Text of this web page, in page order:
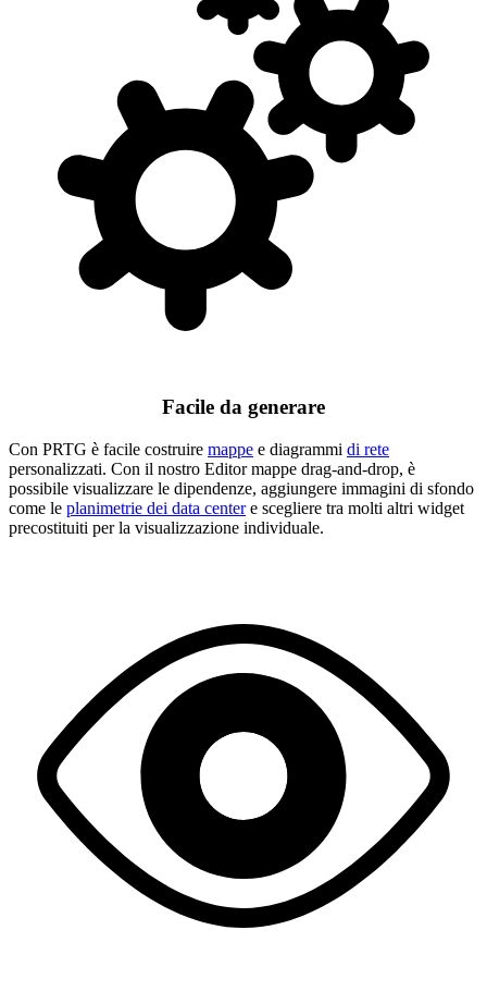
Facile da generare
Con PRTG è facile costruire mappe e diagrammi di rete
personalizzati. Con il nostro Editor mappe drag-and-drop, è
possibile visualizzare le dipendenze, aggiungere immagini di sfondo
come le planimetrie dei data centere scegliere tra molti altri widget
precostituiti per la visualizzazione individuale.